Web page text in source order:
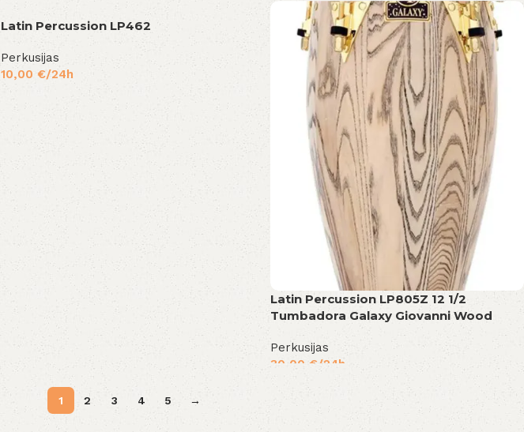
Latin Percussion LP462
Perkusijas
10,00 €/24h
Latin Percussion LP805Z 12 1/2
Tumbadora Galaxy Giovanni Wood
Perkusijas
30,00 € /24h
1 2 3 4 5 →